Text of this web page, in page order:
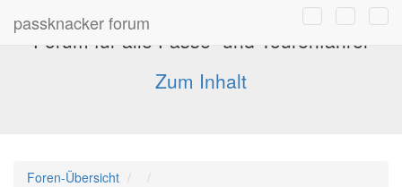
passknacker forum
Forum für alle Pässe- und Tourenfahrer
Zum Inhalt
Foren-Übersicht